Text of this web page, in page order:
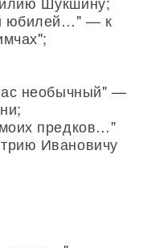
юбилей…" — к
необычный" —
предков…"
Ивановичу